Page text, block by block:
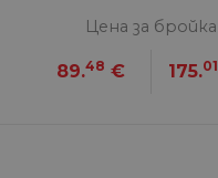
Цена за бройка
89.48 € 175.01